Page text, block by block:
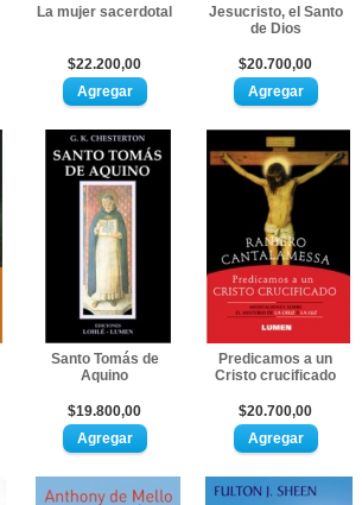
La mujer sacerdotal
$22.200,00
Jesucristo, el Santo
de Dios
$20.700,00
Santo Tomás de
Aquino
$19.800,00
Predicamos a un
Cristo crucificado
$20.700,00